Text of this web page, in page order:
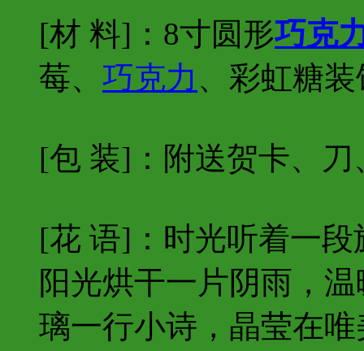
[材 料]：8寸圆形巧克
莓、 巧克力 、彩虹糖装
[包 装]：附送贺卡、
[花 语]：时光听着一
阳光烘干一片阴雨，
璃一行小诗，晶莹在